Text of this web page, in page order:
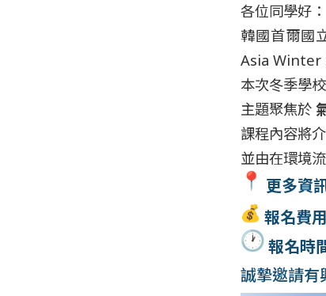
各位同學好：
韓國首爾國
Asia Winter
本次冬季學
主題聚焦於
課程內容將
並由在環境
更多資
報名費
報名時
誠摯邀請有